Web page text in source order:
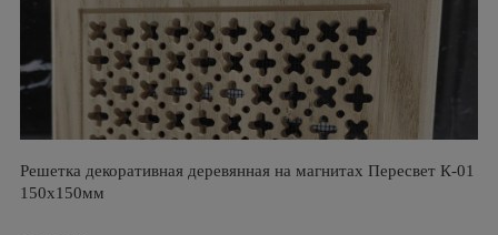
Решетка декоративная деревянная на магнитах Пересвет К-01
150х150мм